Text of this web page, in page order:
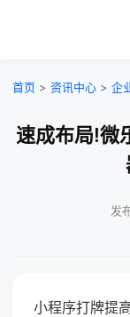
首页 > 资讯中心 > 企
速成布局!微
发
小程序打牌提